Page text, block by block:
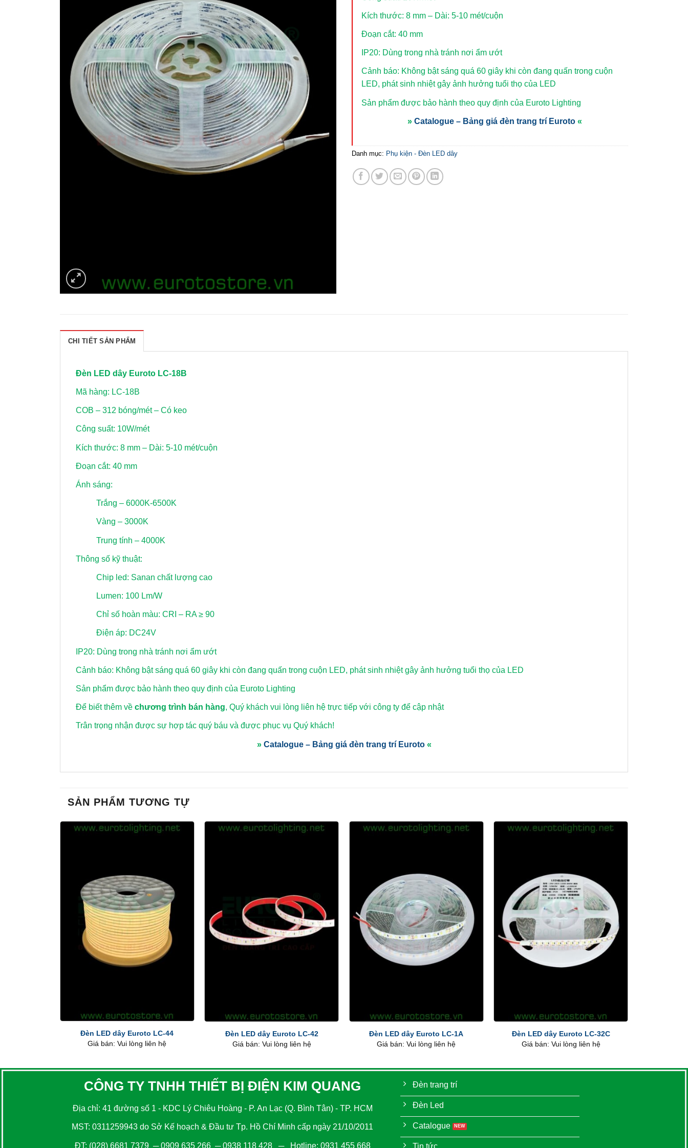
Kích thước: 8 mm – Dài: 5-10 mét/cuộn
Đoạn cắt: 40 mm
IP20: Dùng trong nhà tránh nơi ẩm ướt
Cảnh báo: Không bật sáng quá 60 giây khi còn đang quấn trong cuộn
LED, phát sinh nhiệt gây ảnh hưởng tuổi thọ của LED
Sản phẩm được bảo hành theo quy định của Euroto Lighting
» Catalogue – Bảng giá đèn trang trí Euroto «
Danh mục: Phụ kiện - Đèn LED dây
CHI TIẾT SẢN PHẨM
Đèn LED dây Euroto LC-18B
Mã hàng: LC-18B
COB – 312 bóng/mét – Có keo
Công suất: 10W/mét
Kích thước: 8 mm – Dài: 5-10 mét/cuộn
Đoạn cắt: 40 mm
Ánh sáng:
Trắng – 6000K-6500K
Vàng – 3000K
Trung tính – 4000K
Thông số kỹ thuật:
Chip led: Sanan chất lượng cao
Lumen: 100 Lm/W
Chỉ số hoàn màu: CRI – RA ≥ 90
Điện áp: DC24V
IP20: Dùng trong nhà tránh nơi ẩm ướt
Cảnh báo: Không bật sáng quá 60 giây khi còn đang quấn trong cuộn LED, phát sinh nhiệt gây ảnh hưởng tuổi thọ của LED
Sản phẩm được bảo hành theo quy định của Euroto Lighting
Để biết thêm về chương trình bán hàng, Quý khách vui lòng liên hệ trực tiếp với công ty để cập nhật
Trân trọng nhận được sự hợp tác quý báu và được phục vụ Quý khách!
» Catalogue – Bảng giá đèn trang trí Euroto «
SẢN PHẨM TƯƠNG TỰ
Đèn LED dây Euroto LC-44
Giá bán: Vui lòng liên hệ
Đèn LED dây Euroto LC-42
Giá bán: Vui lòng liên hệ
Đèn LED dây Euroto LC-1A
Giá bán: Vui lòng liên hệ
Đèn LED dây Euroto LC-32C
Giá bán: Vui lòng liên hệ
CÔNG TY TNHH THIẾT BỊ ĐIỆN KIM QUANG
Địa chỉ: 41 đường số 1 - KDC Lý Chiêu Hoàng - P. An Lạc (Q. Bình Tân) - TP. HCM
MST: 0311259943 do Sở Kế hoạch & Đầu tư Tp. Hồ Chí Minh cấp ngày 21/10/2011
ĐT: (028) 6681 7379 ─0909 635 266─0938 118 428─ Hotline: 0931 455 668
Đèn trang trí
Đèn Led
Catalogue
Tin tức